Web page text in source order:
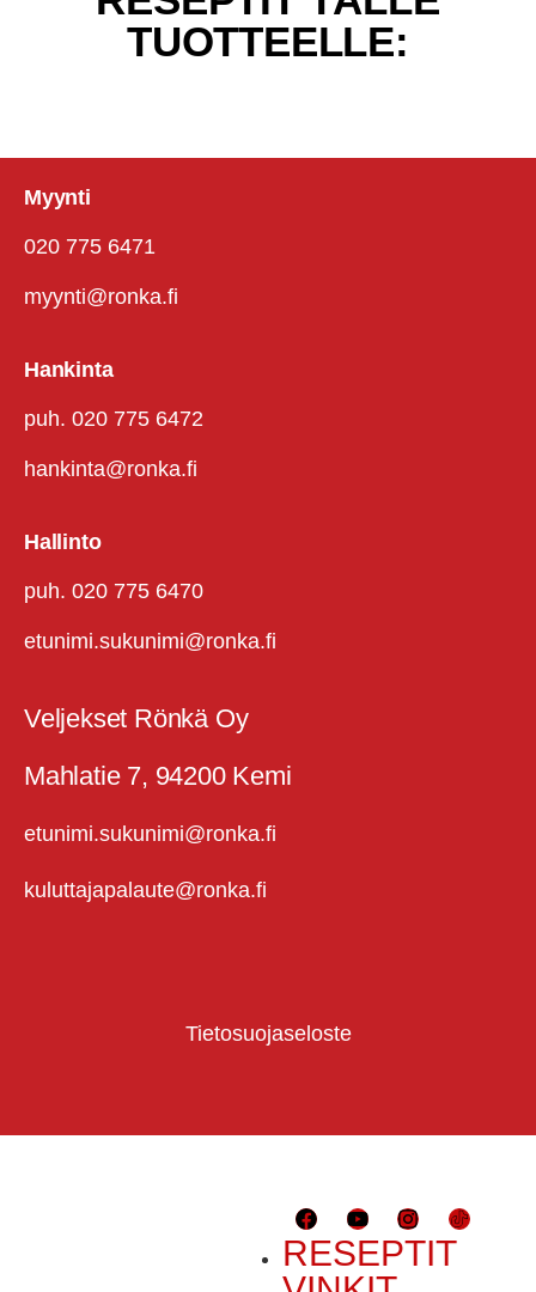
TUOTTEELLE:
Myynti
020 775 6471
myynti@ronka.fi
Hankinta
puh. 020 775 6472
hankinta@ronka.fi
Hallinto
puh. 020 775 6470
etunimi.sukunimi@ronka.fi
Veljekset Rönkä Oy
Mahlatie 7, 94200 Kemi
etunimi.sukunimi@ronka.fi
kuluttajapalaute@ronka.fi
Tietosuojaseloste
RESEPTIT